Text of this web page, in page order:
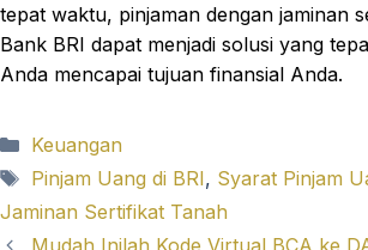
tepat waktu, pinjaman dengan jaminan
Bank BRI dapat menjadi solusi yang
Anda mencapai tujuan finansial Anda.
Categories
Keuangan
Tags
Pinjam Uang di BRI, Syarat Pinjam
Jaminan Sertifikat Tanah
Mudah Inilah Kode Virtual BCA ke